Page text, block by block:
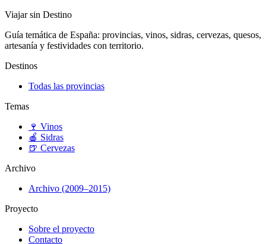
Viajar sin Destino
Guía temática de España: provincias, vinos, sidras, cervezas, quesos,
artesanía y festividades con territorio.
Destinos
Todas las provincias
Temas
🍷 Vinos
🍎 Sidras
🍺 Cervezas
Archivo
Archivo (2009–2015)
Proyecto
Sobre el proyecto
Contacto